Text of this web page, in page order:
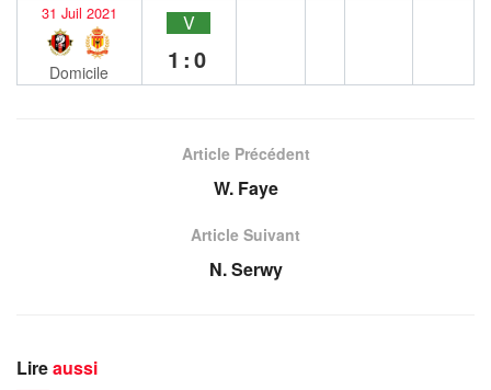
31 Juil 2021
Domicile
V
1:0
Article Précédent
W. Faye
Article Suivant
N. Serwy
Lireaussi